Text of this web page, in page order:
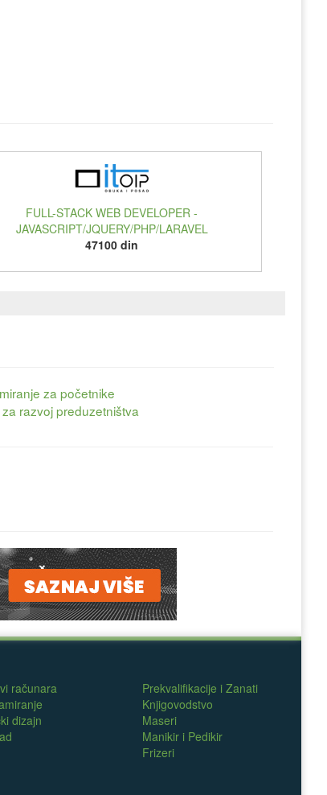
FULL-STACK WEB DEVELOPER -
JAVASCRIPT/JQUERY/PHP/LARAVEL
47100 din
za početnike
razvoj preduzetništva
računara
dizajn
Prekvalifikacije i Zanati
Knjigovodstvo
Maseri
Manikir i Pedikir
Frizeri